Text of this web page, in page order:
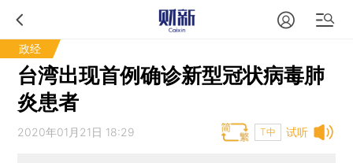
政经
台湾出现首例确诊新型冠状病毒肺
炎患者
试听
2020年01月21日 18:29 T中